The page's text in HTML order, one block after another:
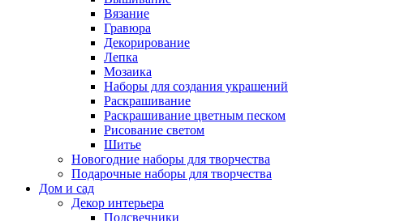
Вязание
Гравюра
Декорирование
Лепка
Мозаика
Наборы для создания украшений
Раскрашивание
Раскрашивание цветным песком
Рисование светом
Шитье
Новогодние наборы для творчества
Подарочные наборы для творчества
Дом и сад
Декор интерьера
Подсвечники